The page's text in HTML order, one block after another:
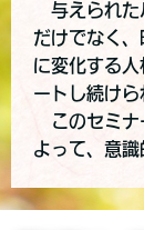
与えられた
だけでなく
に変化する
ートし続けら
このセミナ
よって、意識